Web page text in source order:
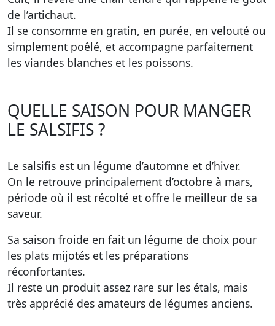
de l’artichaut.
Il se consomme en gratin, en purée, en velouté ou
simplement poêlé, et accompagne parfaitement
les viandes blanches et les poissons.
QUELLE SAISON POUR MANGER
LE SALSIFIS ?
Le salsifis est un légume d’automne et d’hiver.
On le retrouve principalement d’octobre à mars,
période où il est récolté et offre le meilleur de sa
saveur.
Sa saison froide en fait un légume de choix pour
les plats mijotés et les préparations
réconfortantes.
Il reste un produit assez rare sur les étals, mais
très apprécié des amateurs de légumes anciens.